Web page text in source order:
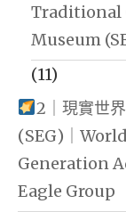
Traditional
Museum
(11)
2｜現實世
(SEG)｜
Generation
Eagle Group